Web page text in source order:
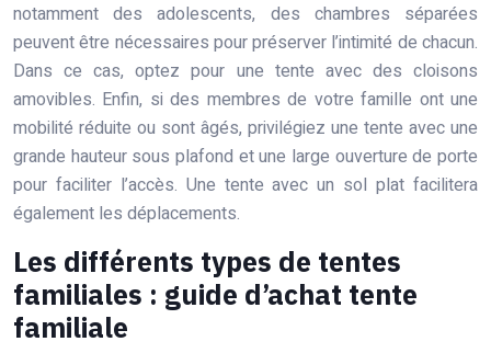
notamment des adolescents, des chambres séparées
peuvent être nécessaires pour préserver l’intimité de chacun.
Dans ce cas, optez pour une tente avec des cloisons
amovibles. Enfin, si des membres de votre famille ont une
mobilité réduite ou sont âgés, privilégiez une tente avec une
grande hauteur sous plafond et une large ouverture de porte
pour faciliter l’accès. Une tente avec un sol plat facilitera
également les déplacements.
Les différents types de tentes
familiales : guide d’achat tente
familiale